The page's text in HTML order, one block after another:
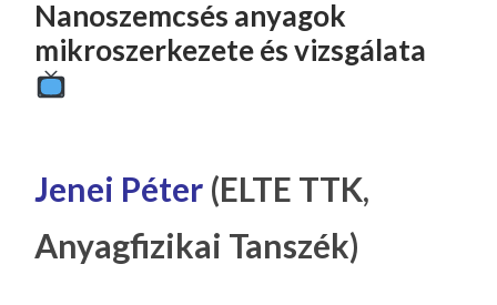
KT
Ó
IL
LA
G
O
Természettudományi
Kar Fizikai
TARTALOMHOZ
Nanoszemcsés anyagok
mikroszerkezete és vizsgálata
Jenei Péter (ELTE TTK,
Anyagfizikai Tanszék)